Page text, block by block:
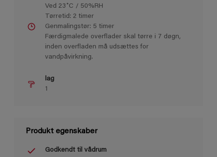
Ved 23˚C / 50%RH
Tørretid: 2 timer
Genmalingstør: 5 timer
Færdigmalede overﬂader skal tørre i 7 døgn,
inden overﬂaden må udsættes for
vandpåvirkning.
lag
1
Produkt egenskaber
Godkendt til vådrum